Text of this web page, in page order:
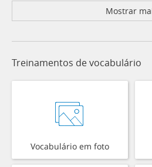
Mostrar
Treinamentos de vocabulário
Vocabulário em foto